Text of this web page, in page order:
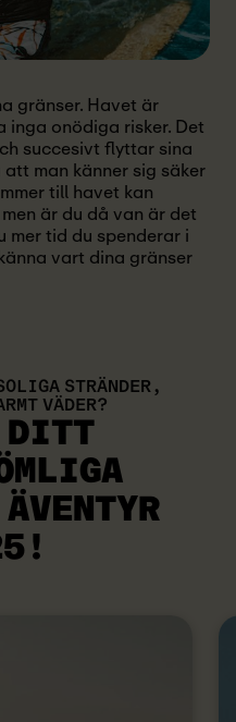
gränser. Havet är
inga onödiga risker. Det
succesivt flyttar sina
man känner sig säker
till havet kan
är du då van är det
tid du spenderar i
vart dina gränser
STRÄNDER,
VÄDER?
DITT